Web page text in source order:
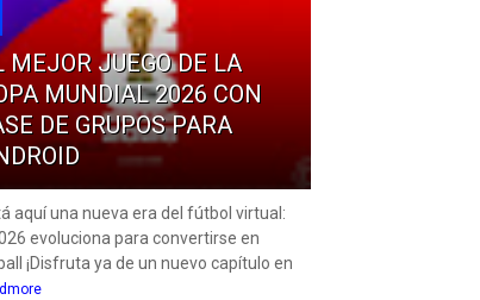
MEJOR JUEGO DE LA
MUNDIAL 2026 CON
DE GRUPOS PARA
aquí una nueva era del fútbol virtual:
evoluciona para convertirse en
¡Disfruta ya de un nuevo capítulo en